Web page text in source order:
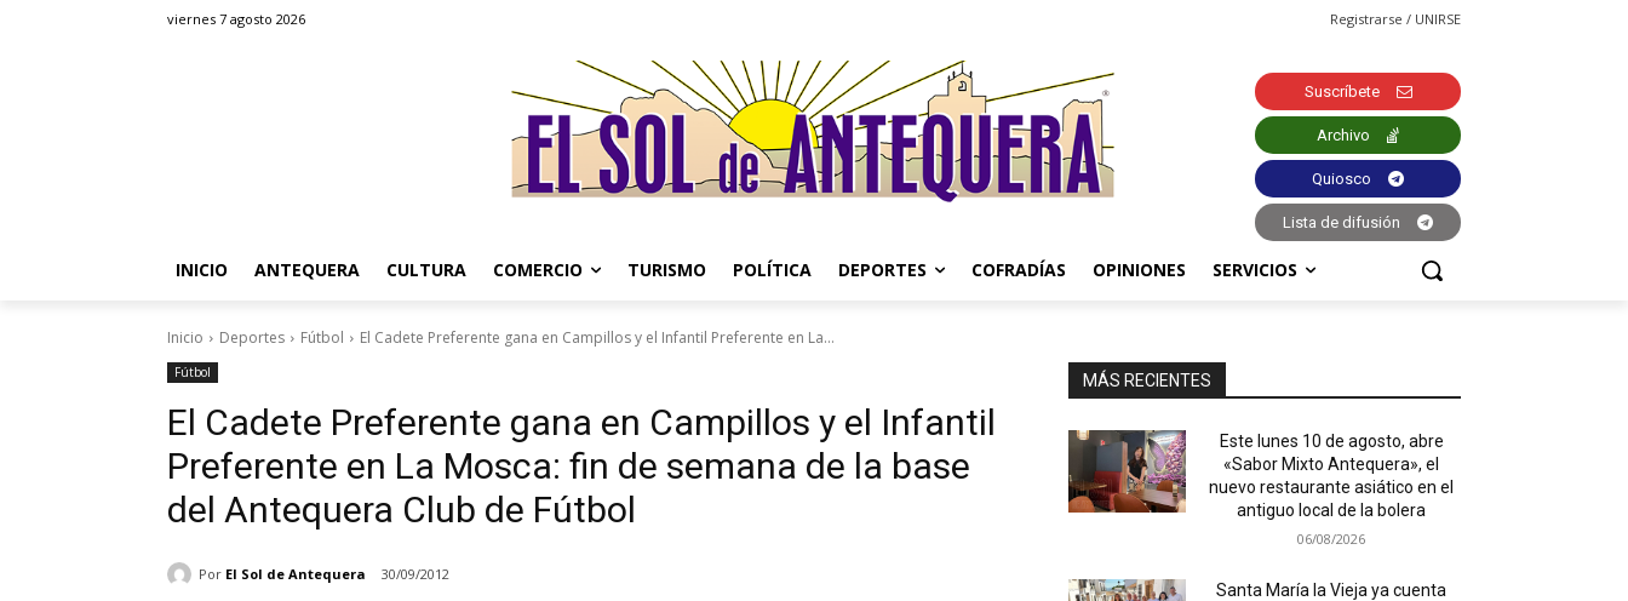
viernes 7 agosto 2026 Registrarse / UNIRSE
Suscríbete
Archivo
Quiosco
Lista de difusión
INICIO ANTEQUERA CULTURA COMERCIO TURISMO POLÍTICA DEPORTES COFRADÍAS OPINIONES SERVICIOS
Inicio Deportes Fútbol El Cadete Preferente gana en Campillos y el Infantil Preferente en La...
Fútbol
El Cadete Preferente gana en Campillos y el Infantil
Preferente en La Mosca: fin de semana de la base
del Antequera Club de Fútbol
Por El Sol de Antequera 30/09/2012
MÁS RECIENTES
Este lunes 10 de agosto, abre
«Sabor Mixto Antequera», el
nuevo restaurante asiático en el
antiguo local de la bolera
06/08/2026
Santa María la Vieja ya cuenta